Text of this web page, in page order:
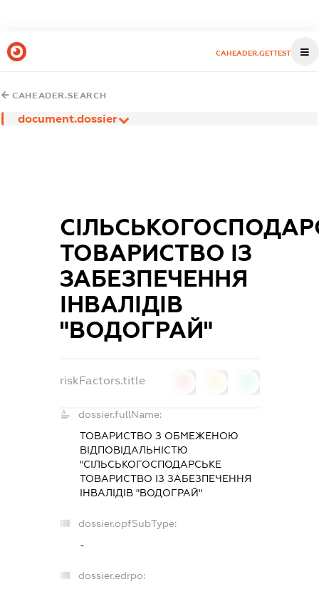
CAHEADER.GETTEST
CAHEADER.SEARCH
document.dossier
ТОВАРИСТВО ІЗ
ЗАБЕЗПЕЧЕННЯ
ІНВАЛІДІВ
"ВОДОГРАЙ"
riskFactors.title
dossier.fullName:
ТОВАРИСТВО З ОБМЕЖЕНОЮ
ВІДПОВІДАЛЬНІСТЮ
"СІЛЬСЬКОГОСПОДАРСЬКЕ
ТОВАРИСТВО ІЗ ЗАБЕЗПЕЧЕННЯ
ІНВАЛІДІВ "ВОДОГРАЙ"
dossier.opfSubType:
-
dossier.edrpo: